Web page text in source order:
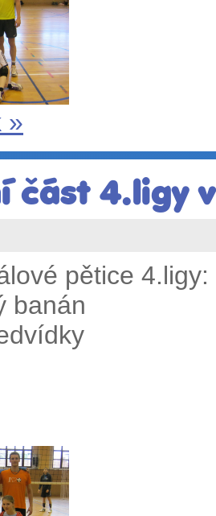
»
část 4.ligy
pětice 4.ligy:
banán